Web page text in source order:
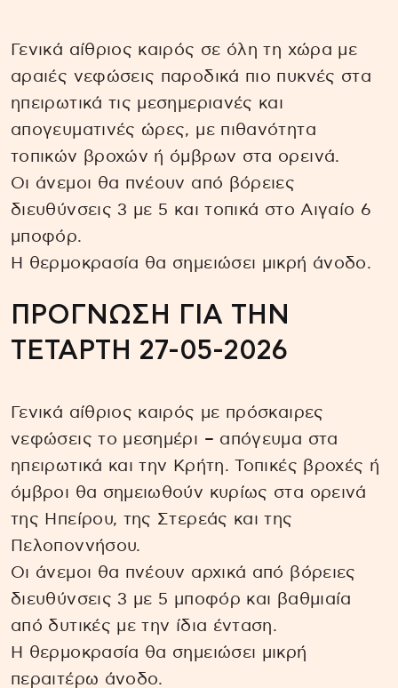
Γενικά αίθριος καιρός σε όλη τη χώρα με
αραιές νεφώσεις παροδικά πιο πυκνές στα
ηπειρωτικά τις μεσημεριανές και
απογευματινές ώρες, με πιθανότητα
τοπικών βροχών ή όμβρων στα ορεινά.
Οι άνεμοι θα πνέουν από βόρειες
διευθύνσεις 3 με 5 και τοπικά στο Αιγαίο 6
μποφόρ.
Η θερμοκρασία θα σημειώσει μικρή άνοδο.
ΠΡΟΓΝΩΣΗ ΓΙΑ ΤΗΝ
ΤΕΤΑΡΤΗ 27-05-2026
Γενικά αίθριος καιρός με πρόσκαιρες
νεφώσεις το μεσημέρι – απόγευμα στα
ηπειρωτικά και την Κρήτη. Τοπικές βροχές ή
όμβροι θα σημειωθούν κυρίως στα ορεινά
της Ηπείρου, της Στερεάς και της
Πελοποννήσου.
Οι άνεμοι θα πνέουν αρχικά από βόρειες
διευθύνσεις 3 με 5 μποφόρ και βαθμιαία
από δυτικές με την ίδια ένταση.
Η θερμοκρασία θα σημειώσει μικρή
περαιτέρω άνοδο.